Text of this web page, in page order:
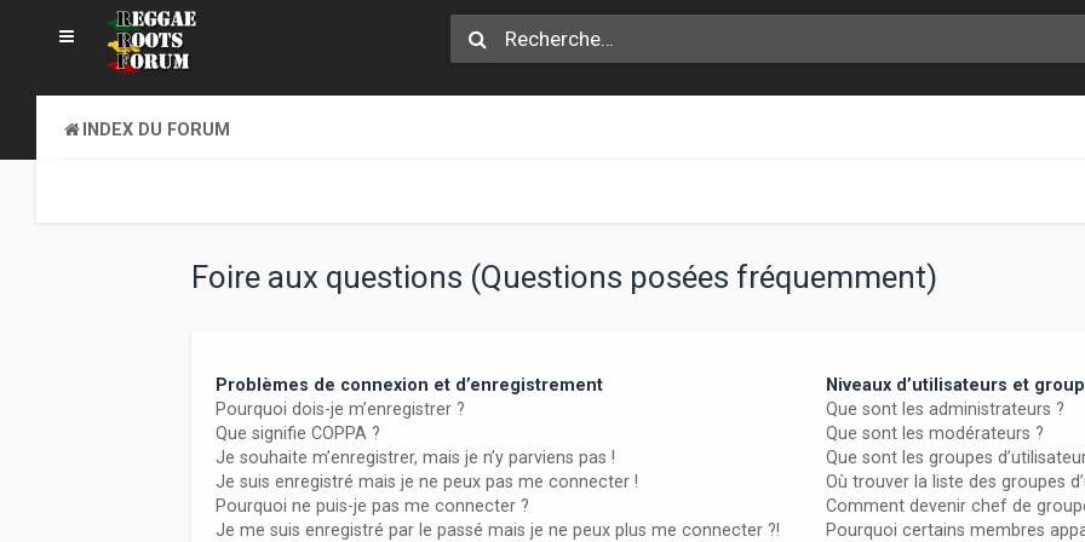
INDEX DU FORUM
Foire aux questions (Questions posées fréquemment)
Problèmes de connexion et d’enregistrement
Pourquoi dois-je m’enregistrer ?
Que signifie COPPA ?
Je souhaite m’enregistrer, mais je n’y parviens pas !
Je suis enregistré mais je ne peux pas me connecter !
Pourquoi ne puis-je pas me connecter ?
Je me suis enregistré par le passé mais je ne peux plus me connecter ?!
Niveaux d’utilisateurs et
Que sont les administrateurs ?
Que sont les modérateurs ?
Que sont les groupes
Où trouver la liste des groupes
Comment devenir chef de
Pourquoi certains membres